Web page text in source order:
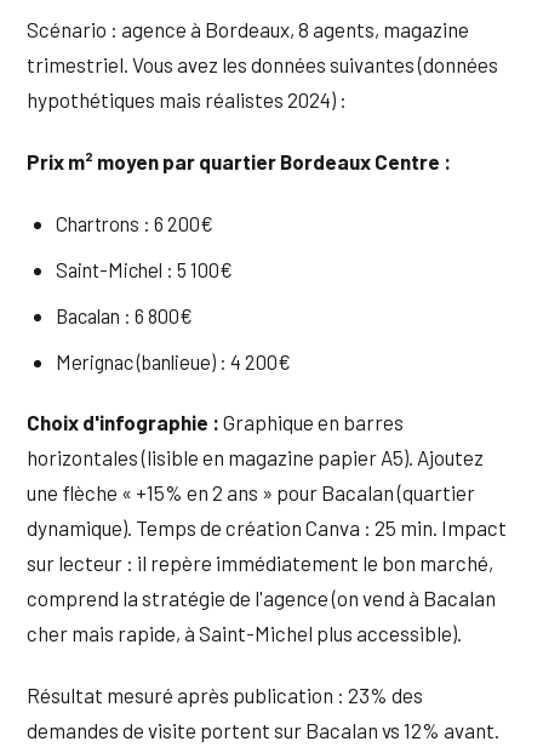
Scénario : agence à Bordeaux, 8 agents, magazine
trimestriel. Vous avez les données suivantes (données
hypothétiques mais réalistes 2024) :
Prix m² moyen par quartier Bordeaux Centre :
Chartrons : 6 200€
Saint-Michel : 5 100€
Bacalan : 6 800€
Merignac (banlieue) : 4 200€
Choix d'infographie : Graphique en barres
horizontales (lisible en magazine papier A5). Ajoutez
une flèche « +15% en 2 ans » pour Bacalan (quartier
dynamique). Temps de création Canva : 25 min. Impact
sur lecteur : il repère immédiatement le bon marché,
comprend la stratégie de l'agence (on vend à Bacalan
cher mais rapide, à Saint-Michel plus accessible).
Résultat mesuré après publication : 23% des
demandes de visite portent sur Bacalan vs 12% avant.